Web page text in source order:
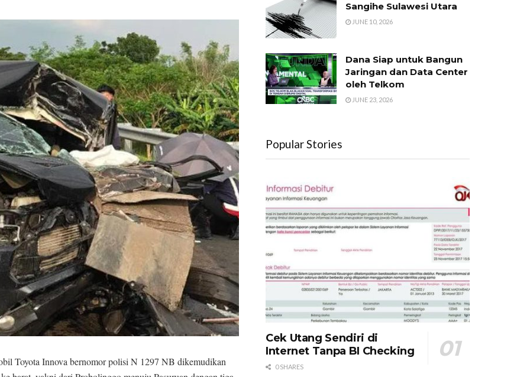
Toyota Innova bernomor polisi N 1297 NB dikemudikan
Sangihe Sulawesi Utara
JUNE 10, 2026
Dana Siap untuk Bangun
Jaringan dan Data Center
oleh Telkom
JUNE 23, 2026
Popular Stories
Cek Utang Sendiri di
Internet Tanpa BI Checking
0 SHARES